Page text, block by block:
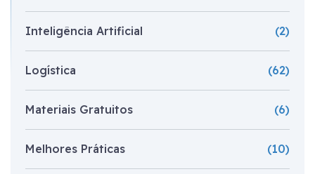
Inteligência Artificial (2)
Logística (62)
Materiais Gratuitos (6)
Melhores Práticas (10)